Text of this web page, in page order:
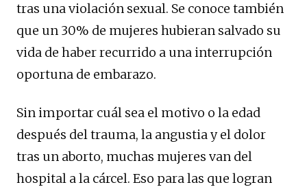
tras una violación sexual. Se conoce también
que un 30% de mujeres hubieran salvado su
vida de haber recurrido a una interrupción
oportuna de embarazo.
Sin importar cuál sea el motivo o la edad
después del trauma, la angustia y el dolor
tras un aborto, muchas mujeres van del
hospital a la cárcel. Eso para las que logran